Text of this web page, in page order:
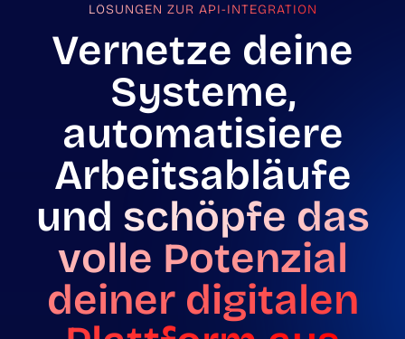
LÖSUNGEN ZUR API-INTEGRATION
Vernetze deine
Systeme,
automatisiere
Arbeitsabläufe
und schöpfe das
volle Potenzial
deiner digitalen